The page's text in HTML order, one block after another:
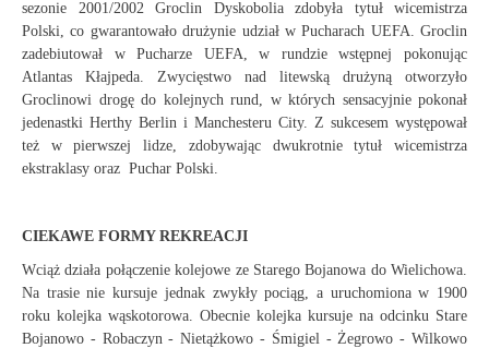
sezonie 2001/2002 Groclin Dyskobolia zdobyła tytuł wicemistrza
Polski, co gwarantowało drużynie udział w Pucharach UEFA. Groclin
zadebiutował w Pucharze UEFA, w rundzie wstępnej pokonując
Atlantas Kłajpeda. Zwycięstwo nad litewską drużyną otworzyło
Groclinowi drogę do kolejnych rund, w których sensacyjnie pokonał
jedenastki Herthy Berlin i Manchesteru City. Z sukcesem występował
też w pierwszej lidze, zdobywając dwukrotnie tytuł wicemistrza
ekstraklasy oraz Puchar Polski.
CIEKAWE FORMY REKREACJI
Wciąż działa połączenie kolejowe ze Starego Bojanowa do Wielichowa.
Na trasie nie kursuje jednak zwykły pociąg, a uruchomiona w 1900
roku kolejka wąskotorowa. Obecnie kolejka kursuje na odcinku Stare
Bojanowo - Robaczyn - Nietążkowo - Śmigiel - Żegrowo - Wilkowo